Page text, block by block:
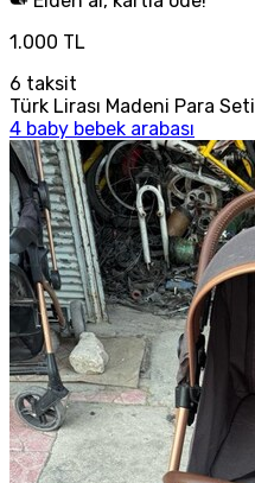
1.000 TL
6 taksit
Türk Lirası Madeni Para Seti
4 baby bebek arabası